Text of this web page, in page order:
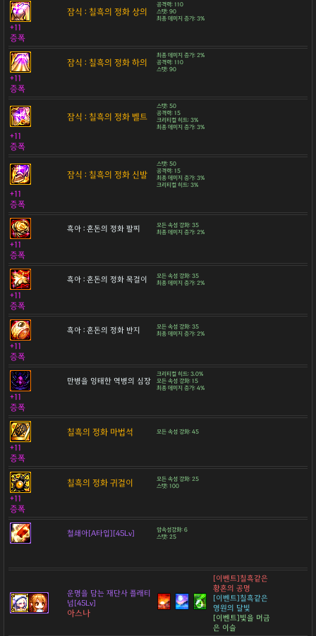
잠식 : 칠흑의 정화 상의
공격력: 110
스탯: 90
최종 데미지 증가: 3%
+11
증폭
잠식 : 칠흑의 정화 하의
최종 데미지 증가: 2%
공격력: 110
스탯: 90
+11
증폭
잠식 : 칠흑의 정화 벨트
스탯: 50
공격력: 15
크리티컬 히트: 3%
최종 데미지 증가: 3%
+11
증폭
잠식 : 칠흑의 정화 신발
스탯: 50
공격력: 15
최종 데미지 증가: 3%
크리티컬 히트: 3%
+11
증폭
흑아 : 혼돈의 정화 팔찌
모든 속성 강화: 35
최종 데미지 증가: 2%
+11
증폭
흑아 : 혼돈의 정화 목걸이
모든 속성 강화: 35
최종 데미지 증가: 2%
+11
증폭
흑아 : 혼돈의 정화 반지
모든 속성 강화: 35
최종 데미지 증가: 2%
+11
증폭
만병을 잉태한 역병의 심장
크리티컬 히트: 3.0%
모든 속성 강화: 15
최종 데미지 증가: 4%
+11
증폭
칠흑의 정화 마법석 모든 속성 강화: 45
+11
증폭
칠흑의 정화 귀걸이
모든 속성 강화: 25
스탯: 100
+11
증폭
철쇄아[A타입][45Lv]
암속성강화: 6
스탯: 25
운명을 담는 재단사 플래티
넘[45Lv]
아스나
[이벤트]칠흑같은
황혼의 공명
[이벤트]칠흑같은
영원의 달빛
[이벤트]빛을 머금
은 이슬